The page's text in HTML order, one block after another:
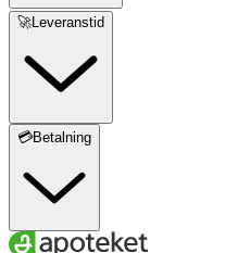
🚀Leveranstid
💳Betalning